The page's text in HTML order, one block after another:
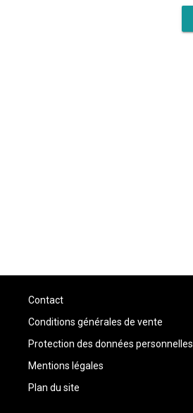
Contact
Conditions générales de vente
Protection des données personnelles
Mentions légales
Plan du site